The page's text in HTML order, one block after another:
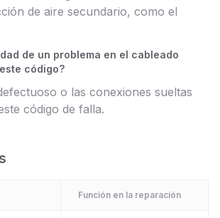
de aire secundario, como el
de un problema en el cableado
código?
o las conexiones sueltas
código de falla.
Función en la reparación